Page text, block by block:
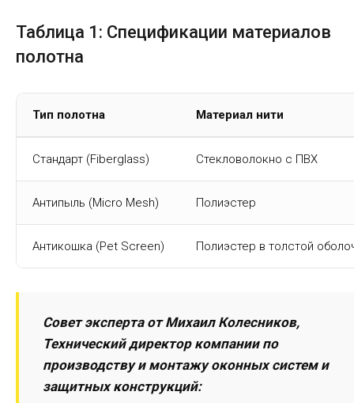
Таблица 1: Спецификации материалов
полотна
Тип полотна Материал нити
Стандарт (Fiberglass) Стекловолокно с ПВХ
Антипыль (Micro Mesh) Полиэстер
Антикошка (Pet Screen) Полиэстер в толстой
Совет эксперта от Михаил Колесников,
Технический директор компании по
производству и монтажу оконных систем и
защитных конструкций: